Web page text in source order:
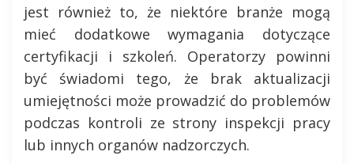
jest również to, że niektóre branże mogą
mieć dodatkowe wymagania dotyczące
certyfikacji i szkoleń. Operatorzy powinni
być świadomi tego, że brak aktualizacji
umiejętności może prowadzić do problemów
podczas kontroli ze strony inspekcji pracy
lub innych organów nadzorczych.